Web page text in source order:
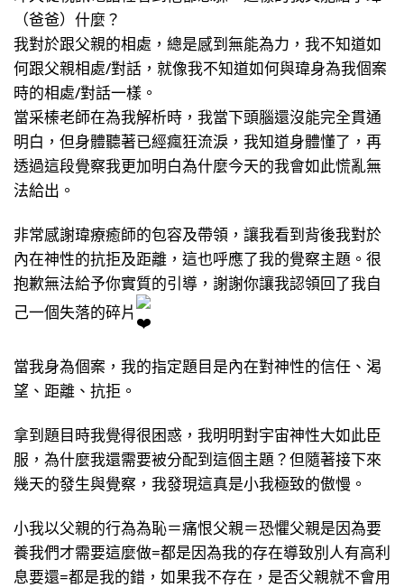
（爸爸）什麼？
我對於跟父親的相處，總是感到無能為力，我不知道如
何跟父親相處/對話，就像我不知道如何與瑋身為我個案
時的相處/對話一樣。
當采榛老師在為我解析時，我當下頭腦還沒能完全貫通
明白，但身體聽著已經瘋狂流淚，我知道身體懂了，再
透過這段覺察我更加明白為什麼今天的我會如此慌亂無
法給出。
非常感謝瑋療癒師的包容及帶領，讓我看到背後我對於
內在神性的抗拒及距離，這也呼應了我的覺察主題。很
抱歉無法給予你實質的引導，謝謝你讓我認領回了我自
己一個失落的碎片
當我身為個案，我的指定題目是內在對神性的信任、渴
望、距離、抗拒。
拿到題目時我覺得很困惑，我明明對宇宙神性大如此臣
服，為什麼我還需要被分配到這個主題？但隨著接下來
幾天的發生與覺察，我發現這真是小我極致的傲慢。
小我以父親的行為為恥＝痛恨父親＝恐懼父親是因為要
養我們才需要這麼做=都是因為我的存在導致別人有高利
息要還=都是我的錯，如果我不存在，是否父親就不會用